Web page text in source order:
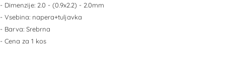
- Dimenzije: 2.0 - (0.9x2.2) - 2.0mm
- Vsebina: napera+tuljavka
- Barva: Srebrna
- Cena za 1 kos